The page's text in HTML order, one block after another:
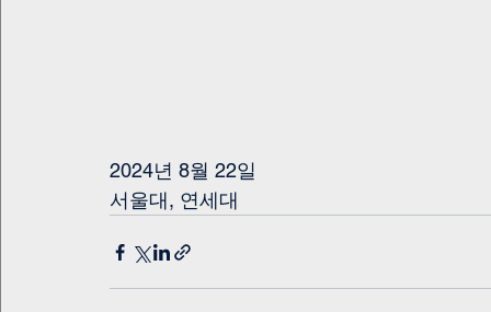
2024년 8월 22일
서울대, 연세대